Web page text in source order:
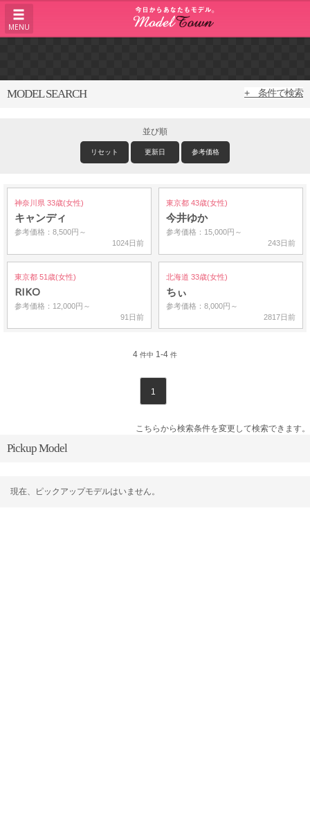
MENU
MODEL SEARCH + 条件で検索
並び順
リセット 更新日 参考価格
神奈川県 33歳(女性)
キャンディ
参考価格：8,500円～
1024日前
東京都 43歳(女性)
今井ゆか
参考価格：15,000円～
243日前
東京都 51歳(女性)
RIKO
参考価格：12,000円～
91日前
北海道 33歳(女性)
ちぃ
参考価格：8,000円～
2817日前
4 件中 1-4 件
1
こちらから検索条件を変更して検索できます。
Pickup Model
現在、ピックアップモデルはいません。